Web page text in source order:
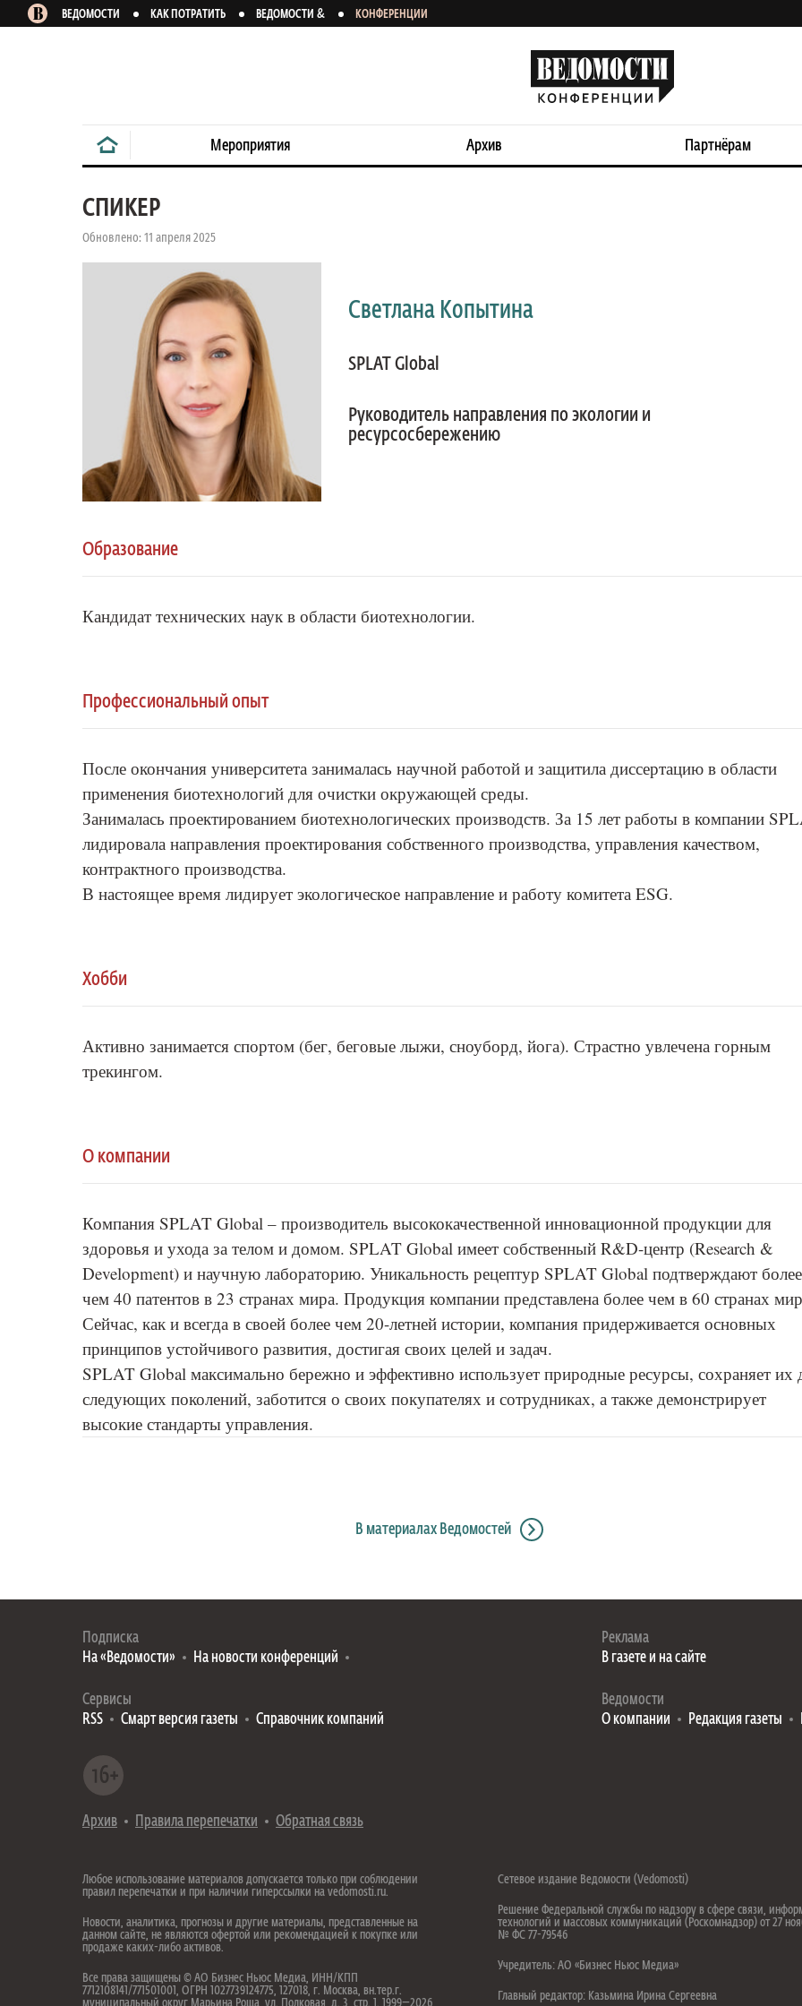
ВЕДОМОСТИ КАК ПОТРАТИТЬ ВЕДОМОСТИ & КОНФЕРЕНЦИИ
Мероприятия Архив Партнёрам
СПИКЕР
Обновлено: 11 апреля 2025
Светлана Копытина
SPLAT Global
Руководитель направления по экологии и
ресурсосбережению
Образование
Кандидат технических наук в области биотехнологии.
Профессиональный опыт
После окончания университета занималась научной работой и защитила диссертацию в области
применения биотехнологий для очистки окружающей среды.
Занималась проектированием биотехнологических производств. За 15 лет работы в компании
лидировала направления проектирования собственного производства, управления качеством,
контрактного производства.
В настоящее время лидирует экологическое направление и работу комитета ESG.
Хобби
Активно занимается спортом (бег, беговые лыжи, сноуборд, йога). Страстно увлечена горным
трекингом.
О компании
Компания SPLAT Global – производитель высококачественной инновационной продукции для
здоровья и ухода за телом и домом. SPLAT Global имеет собственный R&D-центр (Research &
Development) и научную лабораторию. Уникальность рецептур SPLAT Global подтверждают более
чем 40 патентов в 23 странах мира. Продукция компании представлена более чем в 60 странах
Сейчас, как и всегда в своей более чем 20-летней истории, компания придерживается основных
принципов устойчивого развития, достигая своих целей и задач.
SPLAT Global максимально бережно и эффективно использует природные ресурсы, сохраняет их
следующих поколений, заботится о своих покупателях и сотрудниках, а также демонстрирует
высокие стандарты управления.
В материалах Ведомостей
Подписка
На «Ведомости»
На новости конференций
Сервисы
RSS
Смарт версия газеты Справочник компаний
Реклама
В газете и на сайте
Ведомости
О компании
Редакция газеты
Архив Правила перепечатки Обратная связь
Любое использование материалов допускается только при соблюдении
правил перепечатки и при наличии гиперссылки на vedomosti.ru.
Новости, аналитика, прогнозы и другие материалы, представленные на
данном сайте, не являются офертой или рекомендацией к покупке или
продаже каких-либо активов.
Все права защищены © АО Бизнес Ньюс Медиа, ИНН/КПП
7712108141/771501001, ОГРН 1027739124775, 127018, г. Москва, вн.тер.г.
муниципальный округ Марьина Роща, ул. Полковая, д. 3, стр. 1. 1999—2026
Сетевое издание Ведомости (Vedomosti)
Решение Федеральной службы по надзору в сфере связи,
технологий и массовых коммуникаций (Роскомнадзор) от 27
№ ФС 77-79546
Учредитель: АО «Бизнес Ньюс Медиа»
Главный редактор: Казьмина Ирина Сергеевна